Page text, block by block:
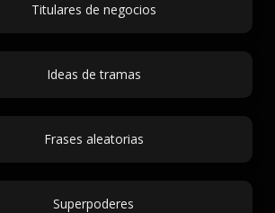
Titulares de negocios
Ideas de tramas
Frases aleatorias
Superpoderes